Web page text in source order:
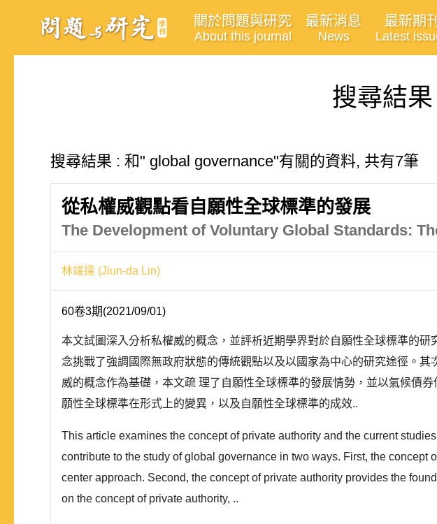
關於問題與研究
About this journal
最新消息
News
最新期刊
Latest
搜尋結果
搜尋結果 : 和" global governance"有關的資料, 共有7筆
從私權威觀點看自願性全球標準的發展
The Development of Voluntary Global Standards:
林竣達 (Jiun-da Lin)
60卷3期(2021/09/01)
本文試圖深入分析私權威的概念，並評析近期學界對於自願性全球標準的
念挑戰了強調國際無政府狀態的傳統觀點以及以國家為中心的研究途徑。
威的概念作為基礎，本文疏 理了自願性全球標準的發展情勢，並以氣候債
願性全球標準在形式上的變異，以及自願性全球標準的成效..
This article examines the concept of private authority and the current
contribute to the study of global governance in two ways. First, the
center approach. Second, the concept of private authority provides the
on the concept of private authority, ..